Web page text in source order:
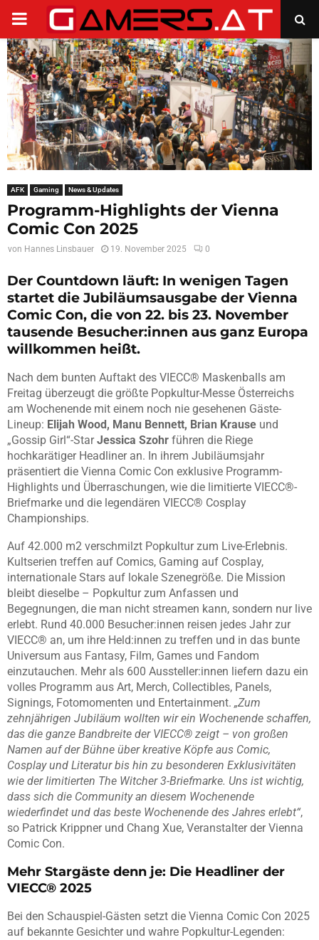
PRIMARY
MENU
AFK Gaming News & Updates
Programm-Highlights der Vienna
Comic Con 2025
von Hannes Linsbauer 19. November 2025 0
Der Countdown läuft: In wenigen Tagen
startet die Jubiläumsausgabe der Vienna
Comic Con, die von 22. bis 23. November
tausende Besucher:innen aus ganz Europa
willkommen heißt.
Nach dem bunten Auftakt des VIECC® Maskenballs am
Freitag überzeugt die größte Popkultur-Messe Österreichs
am Wochenende mit einem noch nie gesehenen Gäste-
Lineup: Elijah Wood, Manu Bennett, Brian Krause und
„Gossip Girl“-StarJessica Szohr führen die Riege
hochkarätiger Headliner an. In ihrem Jubiläumsjahr
präsentiert die Vienna Comic Con exklusive Programm-
Highlights und Überraschungen, wie die limitierte VIECC®-
Briefmarke und die legendären VIECC® Cosplay
Championships.
Auf 42.000 m2 verschmilzt Popkultur zum Live-Erlebnis.
Kultserien treffen auf Comics, Gaming auf Cosplay,
internationale Stars auf lokale Szenegröße. Die Mission
bleibt dieselbe – Popkultur zum Anfassen und
Begegnungen, die man nicht streamen kann, sondern nur live
erlebt. Rund 40.000 Besucher:innen reisen jedes Jahr zur
VIECC® an, um ihre Held:innen zu treffen und in das bunte
Universum aus Fantasy, Film, Games und Fandom
einzutauchen. Mehr als 600 Aussteller:innen liefern dazu ein
volles Programm aus Art, Merch, Collectibles, Panels,
Signings, Fotomomenten und Entertainment. „Zum
zehnjährigen Jubiläum wollten wir ein Wochenende schaffen,
das die ganze Bandbreite der VIECC® zeigt – von großen
Namen auf der Bühne über kreative Köpfe aus Comic,
Cosplay und Literatur bis hin zu besonderen Exklusivitäten
wie der limitierten The Witcher 3-Briefmarke. Uns ist wichtig,
dass sich die Community an diesem Wochenende
wiederfindet und das beste Wochenende des Jahres erlebt“,
so Patrick Krippner und Chang Xue, Veranstalter der Vienna
Comic Con.
Mehr Stargäste denn je: Die Headliner der
VIECC® 2025
Bei den Schauspiel-Gästen setzt die Vienna Comic Con 2025
auf bekannte Gesichter und wahre Popkultur-Legenden: